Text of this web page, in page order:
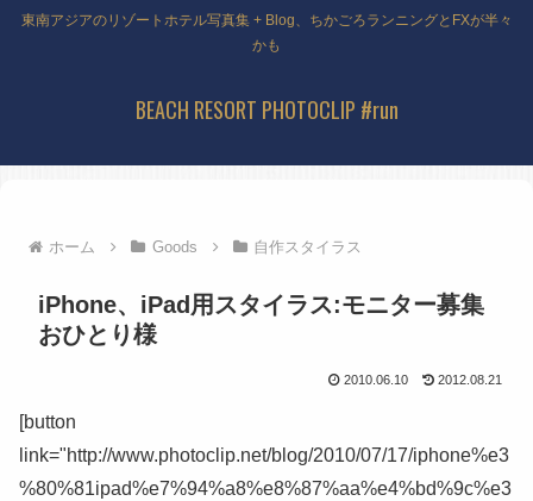
東南アジアのリゾートホテル写真集 + Blog、ちかごろランニングとFXが半々
かも
BEACH RESORT PHOTOCLIP #run
ホーム Goods 自作スタイラス
iPhone、iPad用スタイラス:モニター募集
おひとり様
2010.06.10 2012.08.21
[button
link="http://www.photoclip.net/blog/2010/07/17/iphone%e3
%80%81ipad%e7%94%a8%e8%87%aa%e4%bd%9c%e3